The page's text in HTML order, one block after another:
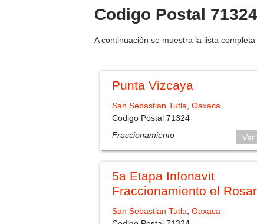
Codigo Postal 71324
A continuación se muestra la lista
Punta Vizcaya
San Sebastian Tutla Oaxaca
Codigo Postal 71324
Fraccionamiento
Ver
5a Etapa Infonavit
Fraccionamiento el
San Sebastian Tutla Oaxaca